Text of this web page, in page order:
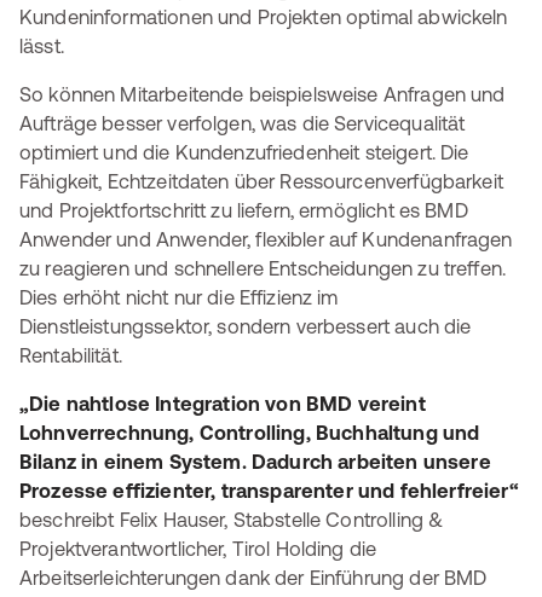
Kundeninformationen und Projekten optimal abwickeln
lässt.
So können Mitarbeitende beispielsweise Anfragen und
Aufträge besser verfolgen, was die Servicequalität
optimiert und die Kundenzufriedenheit steigert. Die
Fähigkeit, Echtzeitdaten über Ressourcenverfügbarkeit
und Projektfortschritt zu liefern, ermöglicht es BMD
Anwender und Anwender, flexibler auf Kundenanfragen
zu reagieren und schnellere Entscheidungen zu treffen.
Dies erhöht nicht nur die Effizienz im
Dienstleistungssektor, sondern verbessert auch die
Rentabilität.
„Die nahtlose Integration von BMD vereint
Lohnverrechnung, Controlling, Buchhaltung und
Bilanz in einem System. Dadurch arbeiten unsere
Prozesse effizienter, transparenter und fehlerfreier“
beschreibt Felix Hauser, Stabstelle Controlling &
Projektverantwortlicher, Tirol Holding die
Arbeitserleichterungen dank der Einführung der BMD